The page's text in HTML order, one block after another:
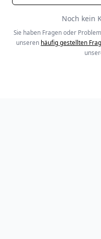
Noch kein
Sie haben Fragen oder
unseren häufig gestellten